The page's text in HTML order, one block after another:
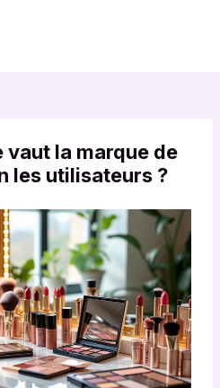
vaut la marque de
les utilisateurs ?